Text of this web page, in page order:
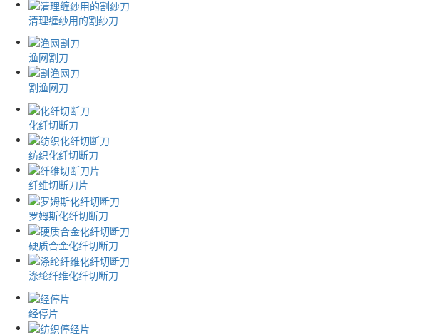
清理缠纱用的割纱刀
渔网割刀
割渔网刀
化纤切断刀
纺织化纤切断刀
纤维切断刀片
罗姆斯化纤切断刀
硬质合金化纤切断刀
涤纶纤维化纤切断刀
经停片